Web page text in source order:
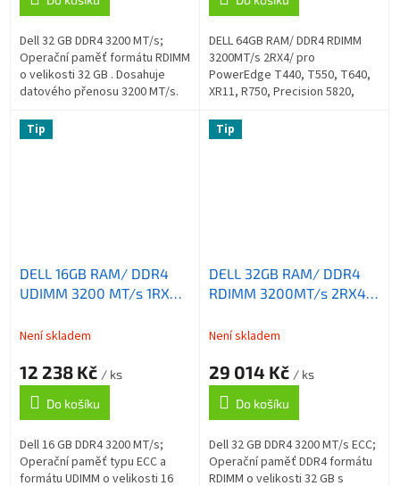
Dell 32 GB DDR4 3200 MT/s;
Operační paměť formátu RDIMM
o velikosti 32 GB . Dosahuje
datového přenosu 3200 MT/s.
Kapacita: 32 GB; Set paměti: 1x
32 GB;...
DELL 64GB RAM/ DDR4 RDIMM
3200MT/s 2RX4/ pro
PowerEdge T440, T550, T640,
XR11, R750, Precision 5820,
Tip
DELL 16GB RAM/ DDR4
UDIMM 3200 MT/s 1RX8
T140/ R240/ R340/
R350
Není skladem
12 238 Kč / ks
Do košíku
Dell 16 GB DDR4 3200 MT/s;
Operační paměť typu ECC a
formátu UDIMM o velikosti 16
Tip
DELL 32GB RAM/ DDR4
RDIMM 3200MT/s 2RX4/
R540, R640, R6515, R740,
Není skladem
29 014 Kč / ks
Do košíku
Dell 32 GB DDR4 3200 MT/s ECC;
Operační paměť DDR4 formátu
RDIMM o velikosti 32 GB s